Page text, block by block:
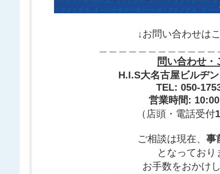
↓お問い合わせは
問い合わせ・
H.I.S大名古屋ビルヂ
TEL: 050-
営業時間:
（店頭・電話受付
ご相談は現在、 事
となっており
お手数をおかけ